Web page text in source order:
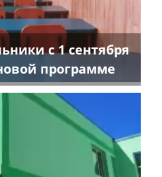
с 1 сентября
программе